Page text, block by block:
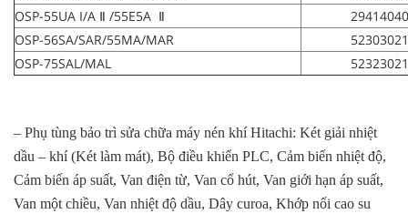
OSP-55UA I/A Ⅱ /55E5A Ⅱ
29414040
OSP-56SA/SAR/55MA/MAR
52303021
OSP-75SAL/MAL
52323021
– Phụ tùng bảo trì sửa chữa máy nén khí Hitachi: Két giải nhiệt
dầu – khí (Két làm mát), Bộ điều khiển PLC, Cảm biến nhiệt độ,
Cảm biến áp suất, Van điện từ, Van cổ hút, Van giới hạn áp suất,
Van một chiều, Van nhiệt độ dầu, Dây curoa, Khớp nối cao su